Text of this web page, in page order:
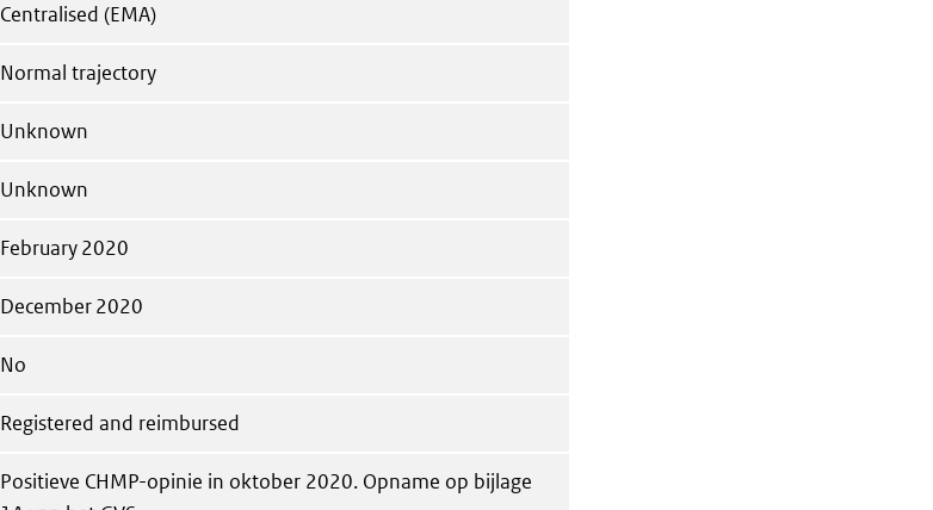
Centralised (EMA)
Normal trajectory
Unknown
Unknown
February 2020
December 2020
No
Registered and reimbursed
Positieve CHMP-opinie in oktober 2020. Opname op bijlage